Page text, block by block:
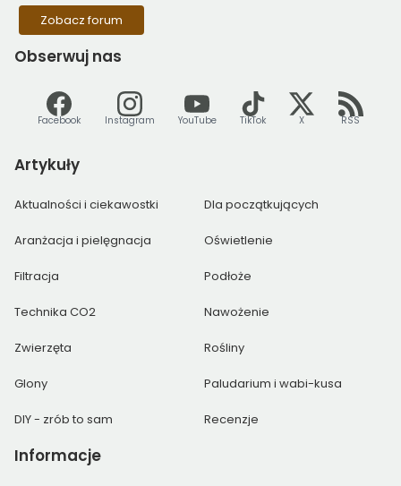
Zobacz forum
Obserwuj nas
Facebook Instagram YouTube TikTok X RSS
Artykuły
Aktualności i ciekawostki Dla początkujących
Aranżacja i pielęgnacja Oświetlenie
Filtracja Podłoże
Technika CO2 Nawożenie
Zwierzęta Rośliny
Glony Paludarium i wabi-kusa
DIY - zrób to sam Recenzje
Informacje